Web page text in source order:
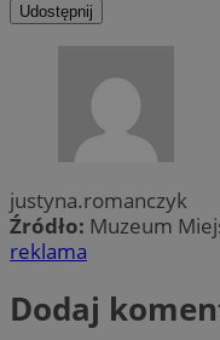
Udostępnij
justyna.romanczyk
Źródło: Muzeum
reklama
Dodaj